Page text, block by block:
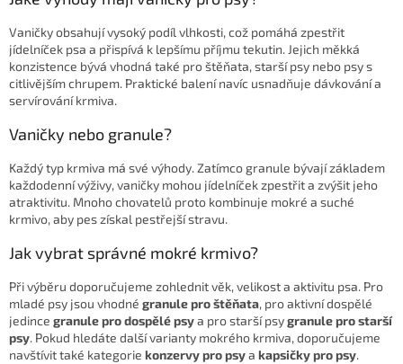
í
p
r
v
p
i
s
u
n
í
Vaničky obsahují vysoký podíl vlhkosti, což pomáhá zpestřit
jídelníček psa a přispívá k lepšímu příjmu tekutin. Jejich měkká
konzistence bývá vhodná také pro štěňata, starší psy nebo psy s
citlivějším chrupem. Praktické balení navíc usnadňuje dávkování a
servírování krmiva.
Vaničky nebo granule?
Každý typ krmiva má své výhody. Zatímco granule bývají základem
každodenní výživy, vaničky mohou jídelníček zpestřit a zvýšit jeho
atraktivitu. Mnoho chovatelů proto kombinuje mokré a suché
krmivo, aby pes získal pestřejší stravu.
Jak vybrat správné mokré krmivo?
Při výběru doporučujeme zohlednit věk, velikost a aktivitu psa. Pro
mladé psy jsou vhodné granule pro štěňata, pro aktivní dospělé
jedince granule pro dospělé psya pro starší psygranule pro starší
psy. Pokud hledáte další varianty mokrého krmiva, doporučujeme
navštívit také kategorie konzervy pro psya kapsičky pro psy.